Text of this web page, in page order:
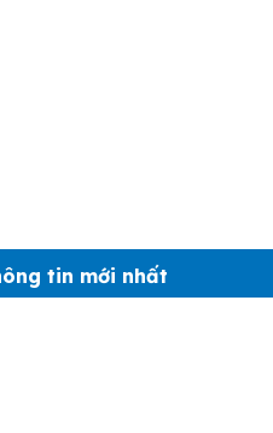
tin mới nhất